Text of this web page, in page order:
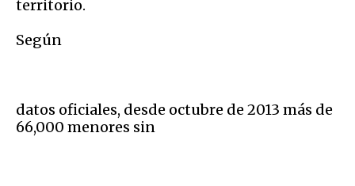
territorio.
Según
datos oficiales, desde octubre de 2013 más de
66,000 menores sin